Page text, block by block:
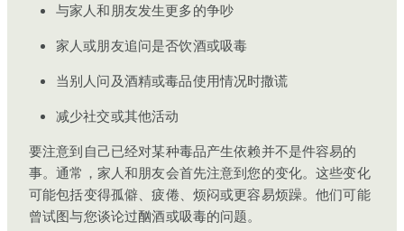
与家人和朋友发生更多的争吵
家人或朋友追问是否饮酒或吸毒
当别人问及酒精或毒品使用情况时撒谎
减少社交或其他活动
要注意到自己已经对某种毒品产生依赖并不是件容易的
事。通常，家人和朋友会首先注意到您的变化。这些变化
可能包括变得孤僻、疲倦、烦闷或更容易烦躁。他们可能
曾试图与您谈论过酗酒或吸毒的问题。